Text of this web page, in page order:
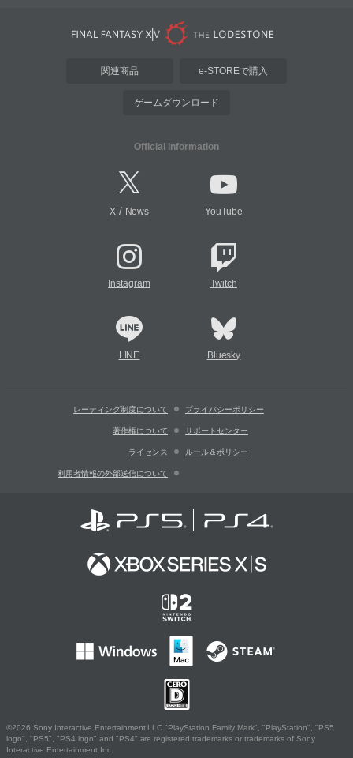
関連商品 e-STOREで購入
ゲームダウンロード
Official Information
X/ News YouTube
Instagram Twitch
LINE Bluesky
レーティング制度について プライバシーポリシー
著作権について サポートセンター
ライセンス ルール＆ポリシー
利用者情報の外部送信について
©2026 Sony Interactive Entertainment LLC."PlayStation Family Mark", "PlayStation", "PS5
logo", "PS5", "PS4 logo" and "PS4" are registered trademarks or trademarks of Sony
Interactive Entertainment Inc.